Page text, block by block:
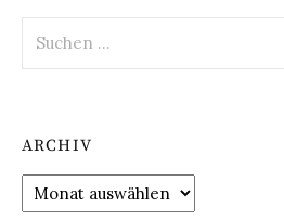
nach:
ARCHIV
Archiv